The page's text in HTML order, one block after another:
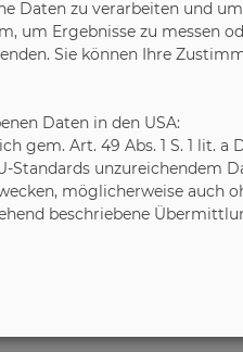
Möbel (DGM)
Netzwerk Deutschland
Development Goals)
Compact aufgestellt
bis hin
Global Compact
zu setzen und
Land
Daten zu verarbeiten und
um Ergebnisse zu messen
Sie können Ihre
Daten in den USA:
gem. Art. 49 Abs. 1 S. 1 lit.
unzureichendem
möglicherweise auch
beschriebene